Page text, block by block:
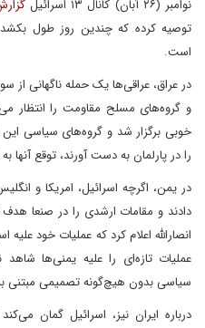
نوامبر (۲۶ آبان) کانال ۱۳ اسرائیل
توصیه کرده که چندین روز طول
است.
در عراق، عراقی‌ها یک حمله ناگهانی از
و گروه‌های مسلح مقاومت را انتظار
خوبی برگزار شد و گروه‌های سیاسی
را در پارلمان به دست آورند، توقع
در یمن، اگرچه اسرائیل، امریکا و
دادند و مقامات ارشدی را در صنعا
انصارالله اعلام کرد که عملیات خود
عملیات تازه‌ای را علیه یمنی‌ها
سیاسی بدون هیچ‌گونه تصمیمی مبتنی
درباره ایران نیز، اسرائیل گمان